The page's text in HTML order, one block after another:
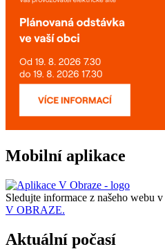
Mobilní aplikace
Sledujte informace z našeho webu v
V OBRAZE.
Aktuální počasí